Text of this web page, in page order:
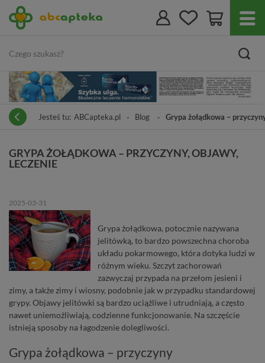
Jesteś tu: ABCapteka.pl Blog Grypa żołądkowa –
GRYPA ŻOŁĄDKOWA – PRZYCZYNY, OBJAWY,
LECZENIE
2025-03-31
Grypa żołądkowa, potocznie nazywana
jelitówką, to bardzo powszechna choroba
układu pokarmowego, która dotyka ludzi w
różnym wieku. Szczyt zachorowań
zazwyczaj przypada na przełom jesieni i
zimy, a także zimy i wiosny, podobnie jak w przypadku standardowej
grypy. Objawy jelitówki są bardzo uciążliwe i utrudniają, a często
nawet uniemożliwiają, codzienne funkcjonowanie. Na szczęście
istnieją sposoby na łagodzenie dolegliwości.
Grypa żołądkowa – przyczyny